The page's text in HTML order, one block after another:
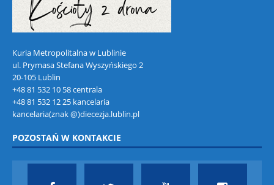
Kuria Metropolitalna w Lublinie
ul. Prymasa Stefana Wyszyńskiego 2
20-105 Lublin
+48 81 532 10 58 centrala
+48 81 532 12 25 kancelaria
kancelaria(znak @)diecezja.lublin.pl
POZOSTAŃ W KONTAKCIE